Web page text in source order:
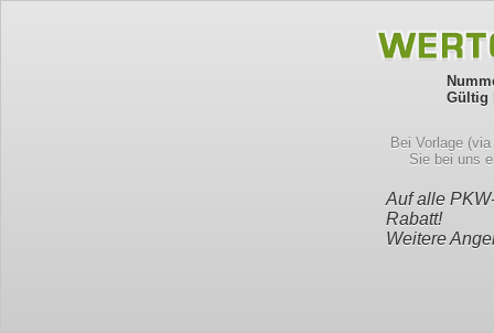
Gültig
Bei Vorlage
Sie bei uns
Auf alle
Rabatt!
Weitere